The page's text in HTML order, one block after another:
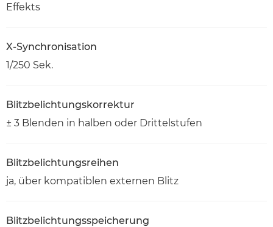
Effekts
X-Synchronisation
1/250 Sek.
Blitzbelichtungskorrektur
± 3 Blenden in halben oder Drittelstufen
Blitzbelichtungsreihen
ja, über kompatiblen externen Blitz
Blitzbelichtungsspeicherung